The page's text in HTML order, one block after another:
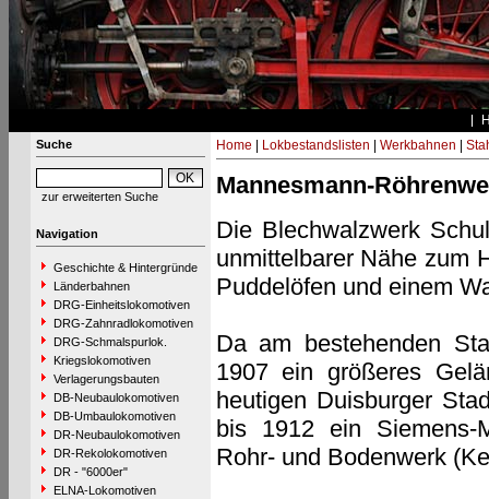
Suche
zur erweiterten Suche
Navigation
Geschichte & Hintergründe
Länderbahnen
DRG-Einheitslokomotiven
DRG-Zahnradlokomotiven
DRG-Schmalspurlok.
Kriegslokomotiven
Verlagerungsbauten
DB-Neubaulokomotiven
DB-Umbaulokomotiven
DR-Neubaulokomotiven
DR-Rekolokomotiven
DR - "6000er"
ELNA-Lokomotiven
Home Lokbestandslisten Werkbahnen
Mannesmann-
Die Blechwalzwerk
unmittelbarer Nähe zum
Puddelöfen und einem
Da am bestehenden
1907 ein größeres
heutigen Duisburger
bis 1912 ein Siemens-
Rohr- und Bodenwerk